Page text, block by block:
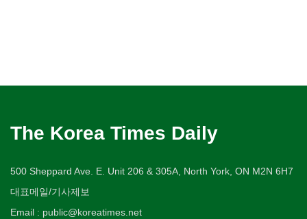
The Korea Times Daily
500 Sheppard Ave. E. Unit 206 & 305A, North York, ON M2N 6H7
대표메일/기사제보
Email : public@koreatimes.net